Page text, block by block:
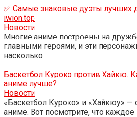
✅ Самые знаковые дуэты лучших
iwion.top
Новости
Многие аниме построены на
главными героями, и эти
насколько
Баскетбол Куроко против Хайкю.
аниме лучше?
Новости
«Баскетбол Куроко» и «Хайкюу» —
аниме. Вот посмотрите, что